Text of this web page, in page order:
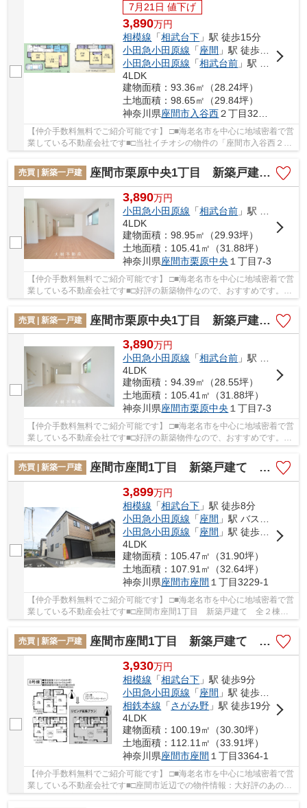
7月21日 値下げ
3,890万円
相模線 「相武台下 」駅 徒歩15分
小田急小田原線 「座間 」駅 徒歩14分
小田急小田原線 「相武台前 」駅 徒歩24分
4LDK
建物面積：93.36㎡（28.24坪）
土地面積：98.65㎡（29.84坪）
神奈川県座間市入谷西２丁目3235-5
【仲介手数料無料でご紹介可能です】 □■海老名市を中心に地域密着で営
業している不動産会社です■□当社イチオシの物件の「座間市入谷西２丁
目 新築戸建て 全2棟【仲介手数料無料】」...
売買 | 新築一戸建
座間市栗原中央1丁目 新築戸建て 全2棟【仲介手数料無料】
3,890万円
小田急小田原線 「相武台前 」駅 バス4分 「小池大橋」 停歩6分
4LDK
建物面積：98.95㎡（29.93坪）
土地面積：105.41㎡（31.88坪）
神奈川県座間市栗原中央 １丁目7-3
【仲介手数料無料でご紹介可能です】 □■海老名市を中心に地域密着で営
業している不動産会社です■□好評の新築物件なので、おすすめです。設
備も充実している新築戸建ての物件はいかがで...
売買 | 新築一戸建
座間市栗原中央1丁目 新築戸建て 全2棟【仲介手数料無料】
3,890万円
小田急小田原線 「相武台前 」駅 バス4分 「小池大橋」 停歩6分
4LDK
建物面積：94.39㎡（28.55坪）
土地面積：105.41㎡（31.88坪）
神奈川県座間市栗原中央 １丁目7-3
【仲介手数料無料でご紹介可能です】 □■海老名市を中心に地域密着で営
業している不動産会社です■□好評の新築物件なので、おすすめです。設
売買 | 新築一戸建
座間市座間1丁目 新築戸建て 全２棟【仲介手数料無料】
3,899万円
相模線 「相武台下 」駅 徒歩8分
小田急小田原線 「座間 」駅 バス9分 「座間中宿」 停歩2分
小田急小田原線 「座間 」駅 徒歩23分
4LDK
建物面積：105.47㎡（31.90坪）
土地面積：107.91㎡（32.64坪）
神奈川県座間市座間 １丁目3229-1
【仲介手数料無料でご紹介可能です】 □■海老名市を中心に地域密着で営
業している不動産会社です■□座間市座間1丁目 新築戸建て 全２棟
売買 | 新築一戸建
座間市座間1丁目 新築戸建て 全8棟 【仲介手数料無料】
3,930万円
相模線 「相武台下 」駅 徒歩9分
小田急小田原線 「座間 」駅 徒歩22分
相鉄本線 「さがみ野 」駅 徒歩19分
4LDK
建物面積：100.19㎡（30.30坪）
土地面積：112.11㎡（33.91坪）
神奈川県座間市座間 １丁目3364-1
【仲介手数料無料でご紹介可能です】 □■海老名市を中心に地域密着で営
業している不動産会社です■□座間市近辺での物件情報：大好評のあの物